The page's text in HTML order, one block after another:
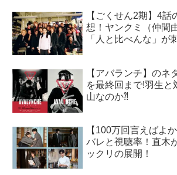
【ごくせん2期】4話
想！ヤンクミ（仲間
「人と比べんな」が
【アバランチ】のネ
を最終回まで!羽生と
山なのか⁈
【100万回言えばよ
バレと視聴率！直木
ックリの展開！